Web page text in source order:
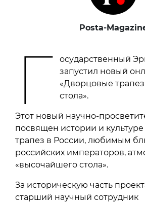
Posta-
Г
осударственный
запустил новый
«Дворцовые
стола».
Этот новый научно-
посвящен истории и
трапез в России, любимым
российских императоров,
«высочайшего стола».
За историческую часть
старший научный сотрудник